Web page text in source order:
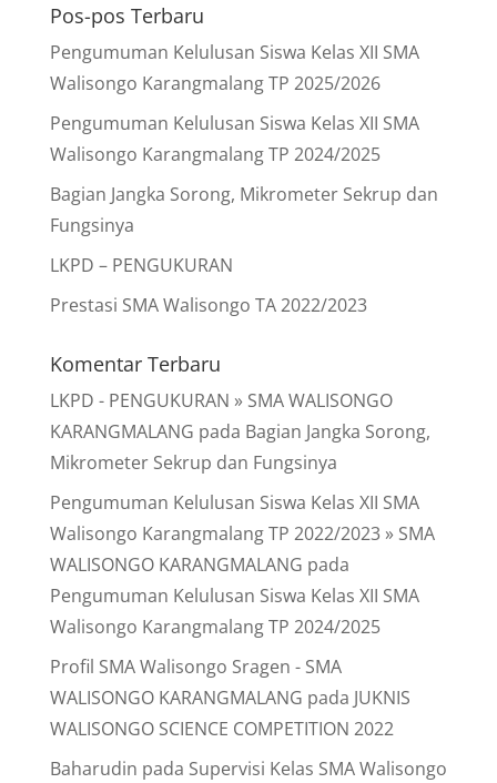
Pos-pos Terbaru
Pengumuman Kelulusan Siswa Kelas XII SMA
Walisongo Karangmalang TP 2025/2026
Pengumuman Kelulusan Siswa Kelas XII SMA
Walisongo Karangmalang TP 2024/2025
Bagian Jangka Sorong, Mikrometer Sekrup dan
Fungsinya
LKPD – PENGUKURAN
Prestasi SMA Walisongo TA 2022/2023
Komentar Terbaru
LKPD - PENGUKURAN » SMA WALISONGO
KARANGMALANG pada Bagian Jangka Sorong,
Mikrometer Sekrup dan Fungsinya
Pengumuman Kelulusan Siswa Kelas XII SMA
Walisongo Karangmalang TP 2022/2023 » SMA
WALISONGO KARANGMALANG pada
Pengumuman Kelulusan Siswa Kelas XII SMA
Walisongo Karangmalang TP 2024/2025
Profil SMA Walisongo Sragen - SMA
WALISONGO KARANGMALANG pada JUKNIS
WALISONGO SCIENCE COMPETITION 2022
Baharudin pada Supervisi Kelas SMA Walisongo